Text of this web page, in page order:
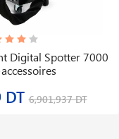
Digital Spotter 7000
DT6,901,937 DT